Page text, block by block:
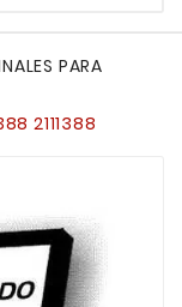
PARA
2111388